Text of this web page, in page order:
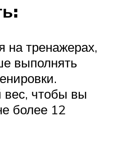
на тренажерах,
выполнять
вес, чтобы вы
более 12